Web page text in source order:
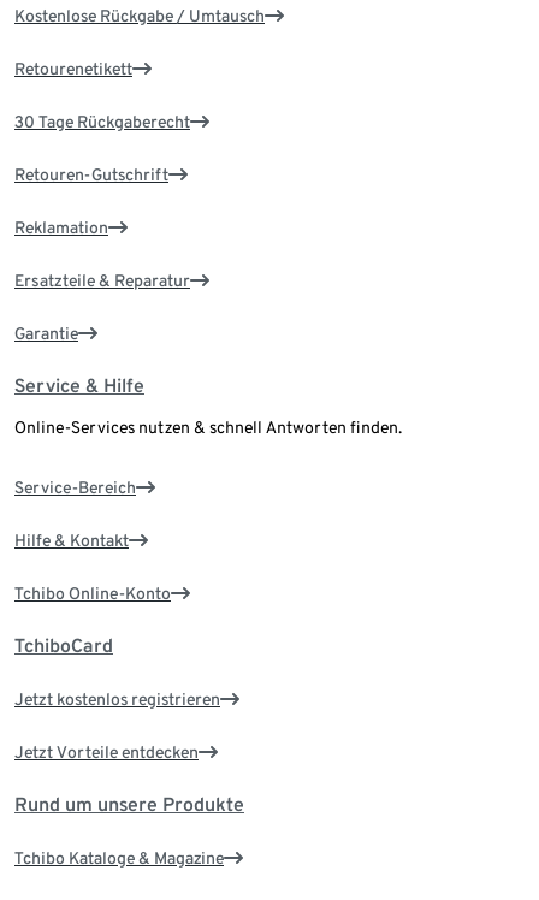
Kostenlose Rückgabe / Umtausch
Retourenetikett
30 Tage Rückgaberecht
Retouren-Gutschrift
Reklamation
Ersatzteile & Reparatur
Garantie
Service & Hilfe
Online-Services nutzen & schnell Antworten finden.
Service-Bereich
Hilfe & Kontakt
Tchibo Online-Konto
TchiboCard
Jetzt kostenlos registrieren
Jetzt Vorteile entdecken
Rund um unsere Produkte
Tchibo Kataloge & Magazine